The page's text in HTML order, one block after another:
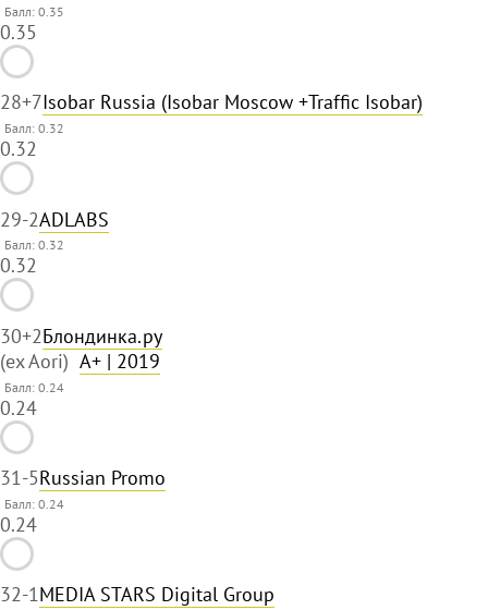
Балл: 0.35
0.35
28+7Isobar Russia (Isobar Moscow +Traffic Isobar)
Балл: 0.32
0.32
29-2ADLABS
Балл: 0.32
0.32
30+2Блондинка.ру
(ex Aori) A+ | 2019
Балл: 0.24
0.24
31-5Russian Promo
Балл: 0.24
0.24
32-1MEDIA STARS Digital Group